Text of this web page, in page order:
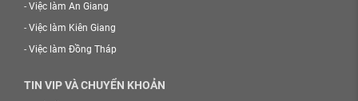
- Việc làm An Giang
- Việc làm Kiên Giang
- Việc làm Đồng Tháp
TIN VIP VÀ CHUYỂN KHOẢN